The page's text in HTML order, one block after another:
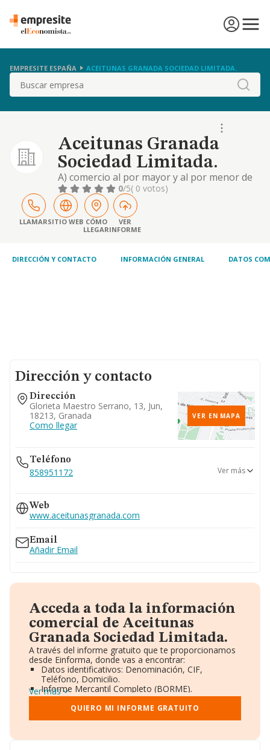
EMPRESITE ESPAÑA ACEITUNAS GRANADA SOCIEDAD LIMITADA.
Buscar
Aceitunas Granada
Sociedad Limitada.
A) comercio al por mayor y al por menor de
frutas y frutos, verduras, patatas,
legumbres frescas y hortalizas,
comprendiendo la limpieza, clasificacion,
alino y envase de los citados productos. b)
comercio al por mayor y
0/5( 0 votos)
LLAMARSITIO WEB CÓMO
LLEGAR
VER
INFORME
DIRECCIÓN Y CONTACTO INFORMACIÓN GENERAL DATOS
Dirección y contacto
Dirección
Glorieta Maestro Serrano, 13, Jun,
18213, Granada
Como llegar
VER EN MAPA
Teléfono
858951172
958414227
Ver más
Web
www.aceitunasgranada.com
Email
Añadir Email
Acceda a toda la información
comercial de Aceitunas
Granada Sociedad Limitada.
A través del informe gratuito que te proporcionamos
desde Einforma, donde vas a encontrar:
Datos identificativos: Denominación, CIF,
Teléfono, Domicilio.
Informe Mercantil Completo (BORME).
Gráficos de Evolución Ventas y Empleados.
Consejo de Administración y Administradores.
Directivos y Ejecutivos.
Ver más
QUIERO MI INFORME GRATUITO